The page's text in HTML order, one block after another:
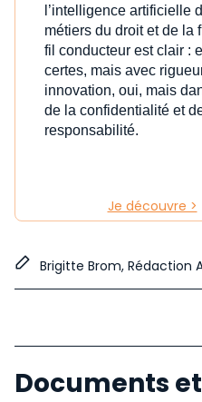
l’intelligence artificielle
métiers du droit et de la
fil conducteur est clair :
certes, mais avec
innovation, oui, mais
de la confidentialité et
responsabilité.
Je découvre >
Brigitte Brom, Rédaction
Documents